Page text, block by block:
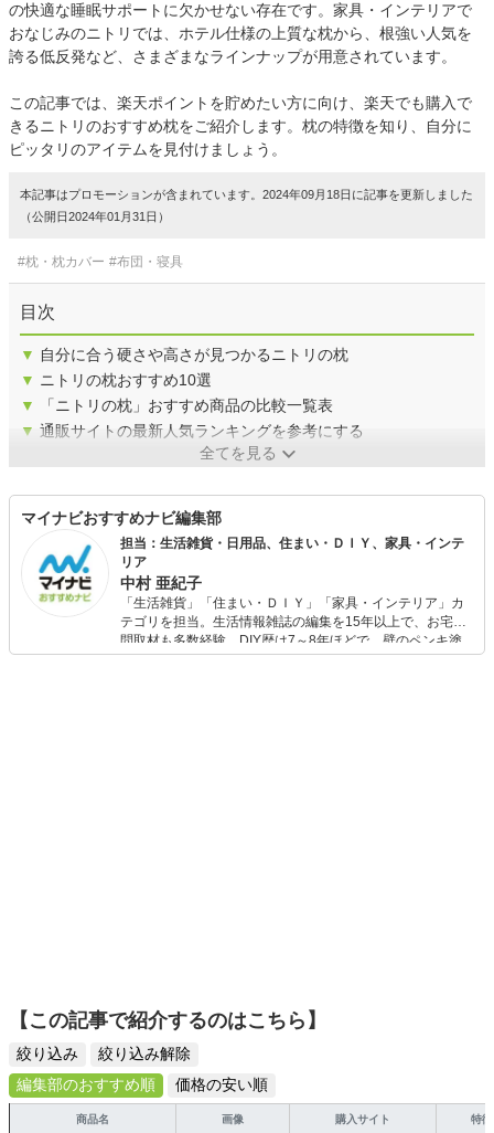
の快適な睡眠サポートに欠かせない存在です。家具・インテリアで
おなじみのニトリでは、ホテル仕様の上質な枕から、根強い人気を
誇る低反発など、さまざまなラインナップが用意されています。
この記事では、楽天ポイントを貯めたい方に向け、楽天でも購入で
きるニトリのおすすめ枕をご紹介します。枕の特徴を知り、自分に
ピッタリのアイテムを見付けましょう。
本記事はプロモーションが含まれています。2024年09月18日に記事を更新しました
（公開日2024年01月31日）
#枕・枕カバー #布団・寝具
目次
▼ 自分に合う硬さや高さが見つかるニトリの枕
▼ ニトリの枕おすすめ10選
▼
「ニトリの枕」おすすめ商品の比較一覧表
▼ 通販サイトの最新人気ランキングを参考にする
全てを見る
マイナビおすすめナビ編集部
担当：生活雑貨・日用品、住まい・ＤＩＹ、家具・インテ
リア
中村 亜紀子
「生活雑貨」「住まい・ＤＩＹ」「家具・インテリア」カ
テゴリを担当。生活情報雑誌の編集を15年以上で、お宅訪
問取材も多数経験。DIY歴は7～8年ほどで、壁のペンキ塗
りや壁紙チェンジなどもチャレンジ済み。初心者でもモノ
【この記事で紹介するのはこちら】
絞り込み
絞り込み解除
編集部のおすすめ順
価格の安い順
商品名 画像 購入サイト 特徴